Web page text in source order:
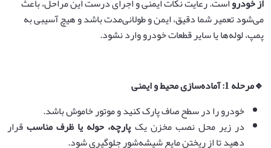
می‌شود تعمیر شما دقیق، ایمن و طولانی‌مدت باشد و هیچ آسیبی به
پمپ، لوله‌ها یا سایر قطعات خودرو وارد نشود.
🔹مرحله 1: آماده‌سازی محیط و ایمنی
خودرو را در سطح صاف پارک کنید و موتور خاموش باشد.
در زیر محل نصب مخزن یکپارچه، حوله یا ظرف مناسبقرار
دهید تا از ریختن مایع شیشه‌شور جلوگیری شود.